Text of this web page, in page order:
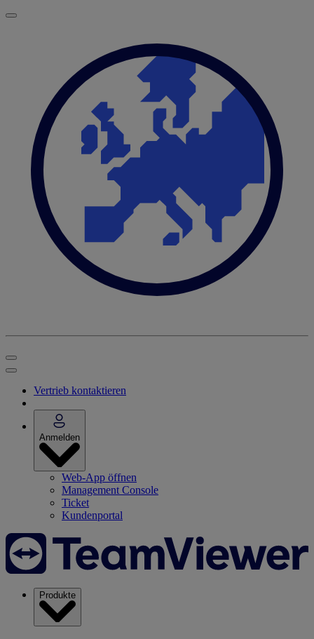
Vertrieb kontaktieren
Anmelden
Web-App öffnen
Management Console
Ticket
Kundenportal
Produkte